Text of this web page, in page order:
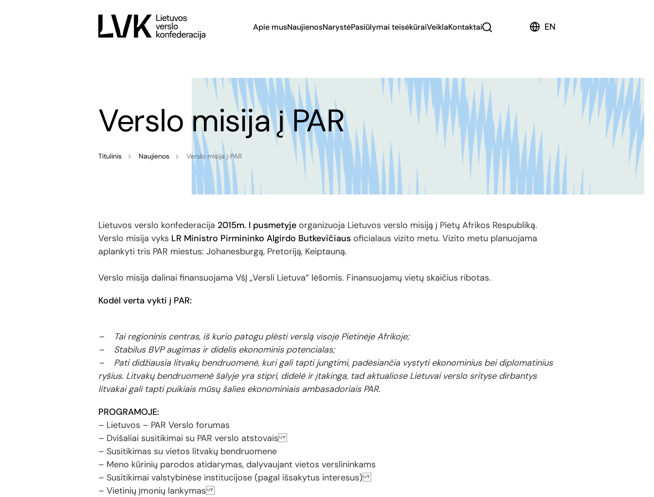
Apie musNaujienosNarystėPasiūlymai teisėkūraiVeiklaKontaktai EN
Verslo misija į PAR
Titulinis Naujienos Verslo misija į PAR
Lietuvos verslo konfederacija 2015m. I pusmetyje organizuoja Lietuvos verslo misiją į Pietų Afrikos Respubliką.
Verslo misija vyks LR Ministro Pirmininko Algirdo Butkevičiaus oficialaus vizito metu. Vizito metu planuojama
aplankyti tris PAR miestus: Johanesburgą, Pretoriją, Keiptauną.
Verslo misija dalinai finansuojama VšĮ „Versli Lietuva“ lėšomis. Finansuojamų vietų skaičius ribotas.
Kodėl verta vykti į PAR:
– Tai regioninis centras, iš kurio patogu plėsti verslą visoje Pietinėje Afrikoje;
– Stabilus BVP augimas ir didelis ekonominis potencialas;
– Pati didžiausia litvakų bendruomenė, kuri gali tapti jungtimi, padėsiančia vystyti ekonominius bei diplomatinius
ryšius. Litvakų bendruomenė šalyje yra stipri, didelė ir įtakinga, tad aktualiose Lietuvai verslo srityse dirbantys
litvakai gali tapti puikiais mūsų šalies ekonominiais ambasadoriais PAR.
PROGRAMOJE:
– Lietuvos – PAR Verslo forumas
– Dvišaliai susitikimai su PAR verslo atstovais
– Susitikimas su vietos litvakų bendruomene
– Meno kūrinių parodos atidarymas, dalyvaujant vietos verslininkams
– Susitikimai valstybinėse institucijose (pagal išsakytus interesus)
– Vietinių įmonių lankymas